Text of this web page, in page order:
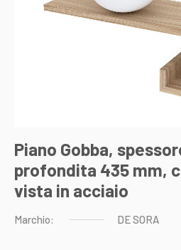
Piano Gobba,
profondita 435 mm,
vista in acciaio
Marchio: DESORA